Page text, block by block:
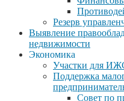
Резерв
Выявление
недвижимости
Экономика
Участки для
Поддержка
Совет по